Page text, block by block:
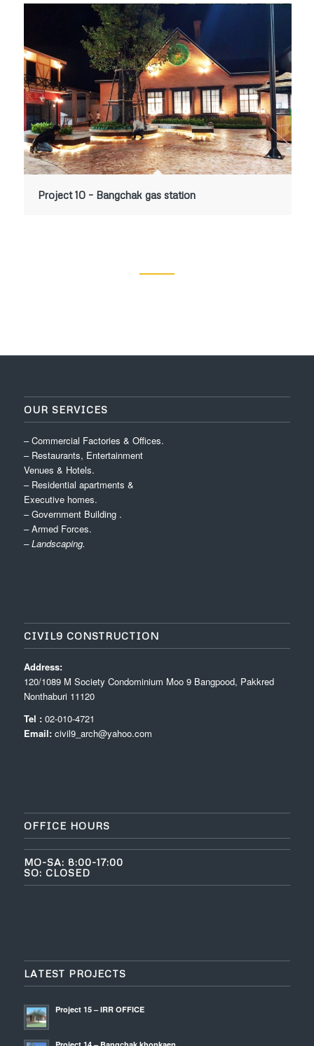
Project 10 – Bangchak gas station
OUR SERVICES
– Commercial Factories & Offices.
– Restaurants, Entertainment
Venues & Hotels.
– Residential apartments &
Executive homes.
– Government Building .
– Armed Forces.
– Landscaping.
CIVIL9 CONSTRUCTION
Address:
120/1089 M Society Condominium Moo 9 Bangpood, Pakkred
Nonthaburi 11120
Tel :02-010-4721
Email: civil9_arch@yahoo.com
OFFICE HOURS
MO-SA: 8:00-17:00
SO: CLOSED
LATEST PROJECTS
Project 15 – IRR OFFICE